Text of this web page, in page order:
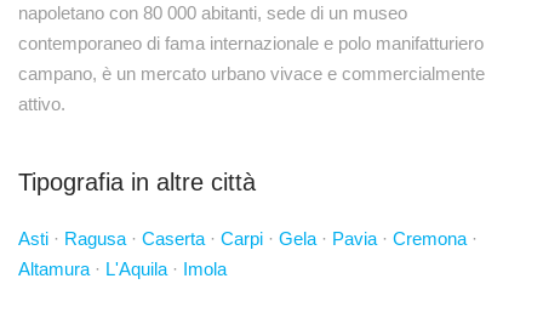
napoletano con 80 000 abitanti, sede di un museo
contemporaneo di fama internazionale e polo manifatturiero
campano, è un mercato urbano vivace e commercialmente
attivo.
Tipografia in altre città
Asti · Ragusa · Caserta · Carpi · Gela · Pavia · Cremona ·
Altamura · L'Aquila · Imola